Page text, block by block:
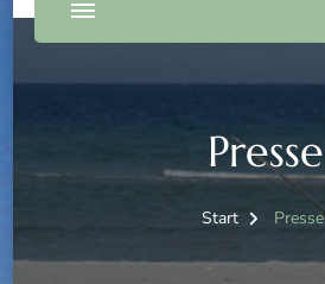
Presse
Start Presse